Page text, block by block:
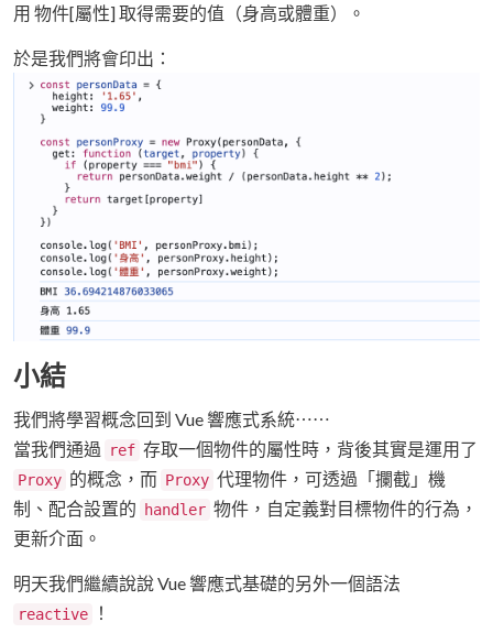
用 物件[屬性] 取得需要的值（身高或體重）。
於是我們將會印出：
小結
我們將學習概念回到 Vue 響應式系統⋯⋯
當我們通過
ref 存取一個物件的屬性時，背後其實是運用了
Proxy 的概念，而 Proxy 代理物件，可透過「攔截」機
制、配合設置的
handler 物件，自定義對目標物件的行為，
更新介面。
明天我們繼續說說 Vue 響應式基礎的另外一個語法
reactive ！